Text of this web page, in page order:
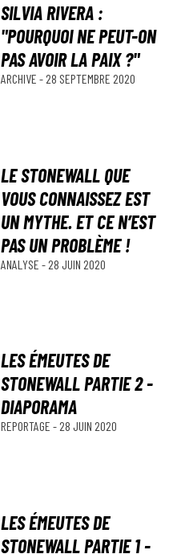
SILVIA RIVERA :
"POURQUOI NE PEUT-ON
PAS AVOIR LA PAIX ?"
ARCHIVE - 28 SEPTEMBRE 2020
LE STONEWALL QUE
VOUS CONNAISSEZ EST
UN MYTHE. ET CE N’EST
PAS UN PROBLÈME !
ANALYSE - 28 JUIN 2020
LES ÉMEUTES DE
STONEWALL PARTIE 2 -
DIAPORAMA
REPORTAGE - 28 JUIN 2020
LES ÉMEUTES DE
STONEWALL PARTIE 1 -